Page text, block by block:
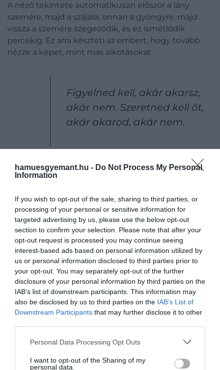
hamuesgyemant.hu - Do Not Process My Personal
Information
If you wish to opt-out of the sale, sharing to third parties, or
processing of your personal or sensitive information for
targeted advertising by us, please use the below opt-out
section to confirm your selection. Please note that after your
opt-out request is processed you may continue seeing
interest-based ads based on personal information utilized by
us or personal information disclosed to third parties prior to
your opt-out. You may separately opt-out of the further
disclosure of your personal information by third parties on the
IAB’s list of downstream participants. This information may
also be disclosed by us to third parties on the IAB’s List of
Downstream Participants that may further disclose it to other
Please note that this website/app uses one or more Google
not limited to your visit or usage behaviour. You may click to
Personal Data Processing Opt Outs
I want to opt-out of the Sharing of my
personal data.
A néző tekintete automatikusan először a lány
szemére, majd a szájára, onnan a gyöngyre, majd
vissza a szemére szegeződik, és ez ismétlődik
percekig. Ez arra készteti az embert, hogy tovább
nézze a képet, mint más alkotásokat.
Figyelned kell, akár akarsz,
akár nem. Szeretned kell őt,
akár akarod, akár nem.
– magyarázta Martin de Munnik
, a vizsgálatot végző
Neurensics kutatócég munkatársa.